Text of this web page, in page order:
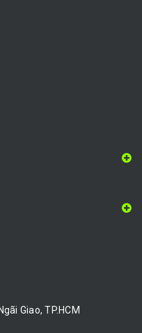
Giao, TP.HCM